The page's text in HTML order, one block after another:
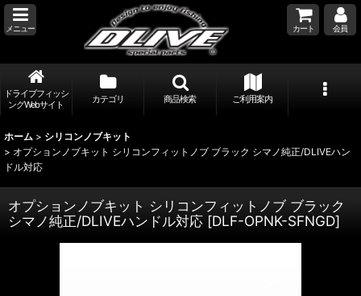
メニュー カート 会員
ドライブフィッシ
ングWebサイト
カテゴリ 商品検索 ご利用案内
ホーム > シリコンノブキット
> オプションノブキット シリコンフィットノブ ブラック シマノ純正/DLIVEハン
ドル対応
オプションノブキット シリコンフィットノブ ブラック
シマノ純正/DLIVEハンドル対応 [DLF-OPNK-SFNGD]